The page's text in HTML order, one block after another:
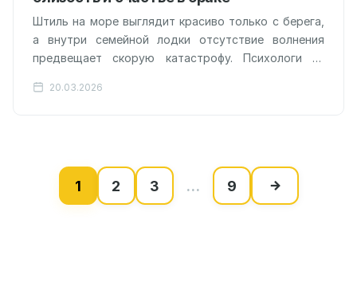
Штиль на море выглядит красиво только с берега,
а внутри семейной лодки отсутствие волнения
предвещает скорую катастрофу. Психологи из
перестает…
20.03.2026
Пагинация
1 2 3 … 9